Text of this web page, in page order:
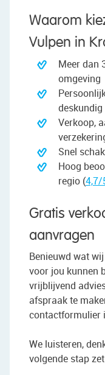
Waarom
Vulpen in
Meer dan
omgeving
Verkoop,
Snel
Hoog
regio (4,7/
Gratis
aanvragen
Benieuwd wat
voor jou kunnen
vrijblijvend
afspraak te
contactformulier
We luisteren,
volgende stap